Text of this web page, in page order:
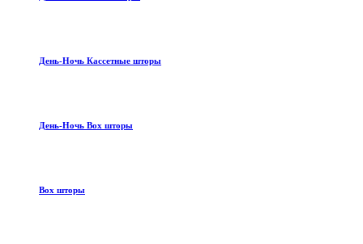
День-Ночь Кассетные шторы
День-Ночь Box шторы
Box шторы